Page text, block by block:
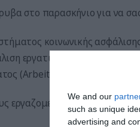
We and our
such as unique
advertising and
στο παρασκήνιο για να
κοινωνικής
εργατικού ατυχήματος, η
εργαζομένους έναντι